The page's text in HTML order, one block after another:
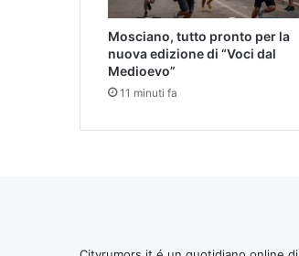
Mosciano, tutto pronto per la
nuova edizione di “Voci dal
Medioevo”
11 minuti fa